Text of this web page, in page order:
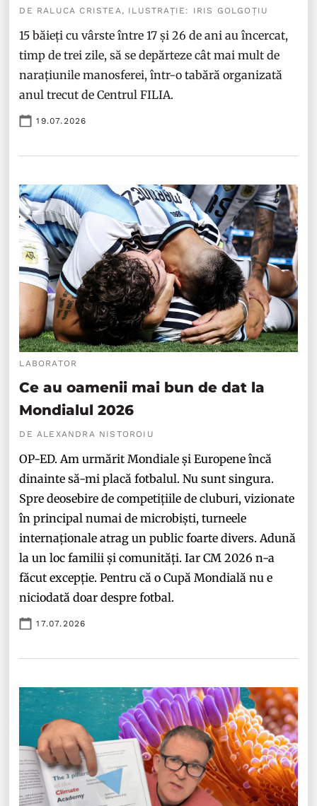
DE RALUCA CRISTEA, ILUSTRAȚIE: IRIS GOLGOȚIU
15 băieți cu vârste între 17 și 26 de ani au încercat,
timp de trei zile, să se depărteze cât mai mult de
narațiunile manosferei, într-o tabără organizată
anul trecut de Centrul FILIA.
19.07.2026
LABORATOR
Ce au oamenii mai bun de dat la
Mondialul 2026
DE ALEXANDRA NISTOROIU
OP-ED. Am urmărit Mondiale și Europene încă
dinainte să-mi placă fotbalul. Nu sunt singura.
Spre deosebire de competițiile de cluburi, vizionate
în principal numai de microbiști, turneele
internaționale atrag un public foarte divers. Adună
la un loc familii și comunități. Iar CM 2026 n-a
făcut excepție. Pentru că o Cupă Mondială nu e
niciodată doar despre fotbal.
17.07.2026